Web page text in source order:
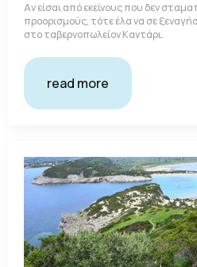
Αν είσαι από εκείνους που δεν
προορισμούς, τότε έλα να σε
στο ταβερνοπωλείον Καντάρι.
read more